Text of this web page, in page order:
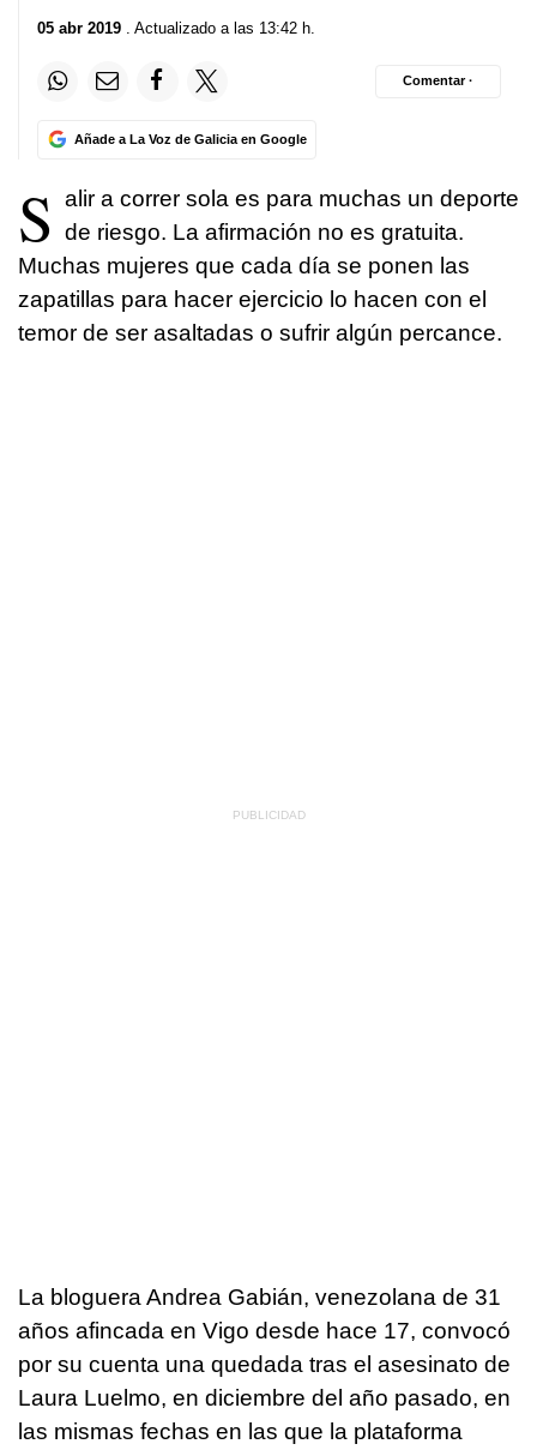
05 abr 2019 . Actualizado a las 13:42 h.
Añade a La Voz de Galicia en Google
Comentar ·
S
alir a correr sola es para muchas un deporte
de riesgo. La afirmación no es gratuita.
Muchas mujeres que cada día se ponen las
zapatillas para hacer ejercicio lo hacen con el
temor de ser asaltadas o sufrir algún percance.
La bloguera Andrea Gabián, venezolana de 31
años afincada en Vigo desde hace 17, convocó
por su cuenta una quedada tras el asesinato de
Laura Luelmo, en diciembre del año pasado, en
las mismas fechas en las que la plataforma